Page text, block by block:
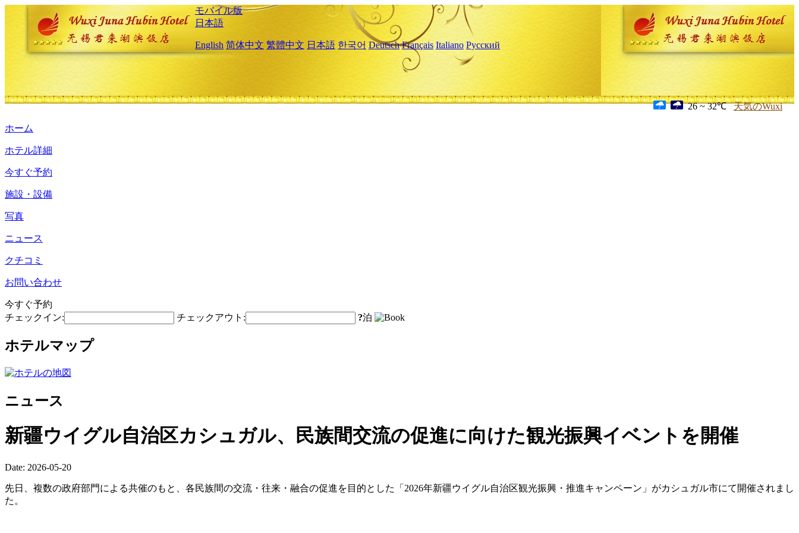
モバイル版
日本語
English 简体中文 繁體中文 日本語 한국어 Deutsch Français Italiano Русский
26 ~ 32℃ 天気のWuxi
ホーム
ホテル詳細
今すぐ予約
施設・設備
写真
ニュース
クチコミ
お問い合わせ
今すぐ予約
チェックイン:
チェックアウト: ?泊
ホテルマップ
ニュース
新疆ウイグル自治区カシュガル、民族間交流の促進に向けた観光振興イベントを開催
Date: 2026-05-20
先日、複数の政府部門による共催のもと、各民族間の交流・往来・融合の促進を目的とした「2026年新疆ウイグル自治区観光振興・推進キャンペーン」がカシュガル市にて開催されまし
た。